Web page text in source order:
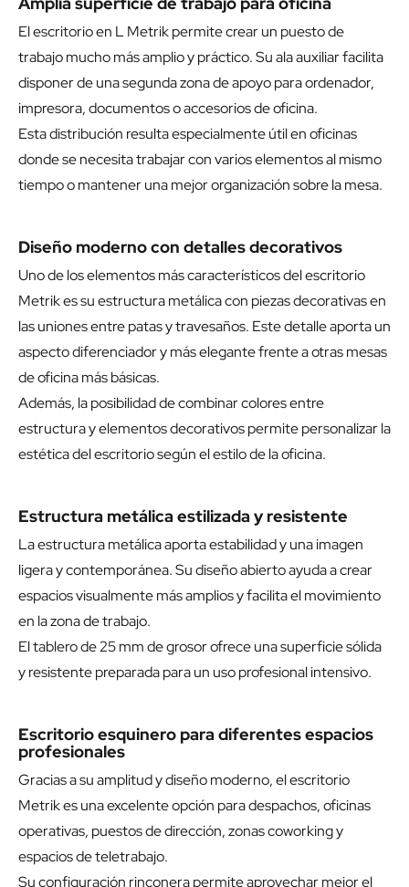
El escritorio en L Metrik permite crear un puesto de
trabajo mucho más amplio y práctico. Su ala auxiliar facilita
disponer de una segunda zona de apoyo para ordenador,
impresora, documentos o accesorios de oficina.
Esta distribución resulta especialmente útil en oficinas
donde se necesita trabajar con varios elementos al mismo
tiempo o mantener una mejor organización sobre la mesa.
Diseño moderno con detalles decorativos
Uno de los elementos más característicos del escritorio
Metrik es su estructura metálica con piezas decorativas en
las uniones entre patas y travesaños. Este detalle aporta un
aspecto diferenciador y más elegante frente a otras mesas
de oficina más básicas.
Además, la posibilidad de combinar colores entre
estructura y elementos decorativos permite personalizar la
estética del escritorio según el estilo de la oficina.
Estructura metálica estilizada y resistente
La estructura metálica aporta estabilidad y una imagen
ligera y contemporánea. Su diseño abierto ayuda a crear
espacios visualmente más amplios y facilita el movimiento
en la zona de trabajo.
El tablero de 25 mm de grosor ofrece una superficie sólida
y resistente preparada para un uso profesional intensivo.
Escritorio esquinero para diferentes espacios
profesionales
Gracias a su amplitud y diseño moderno, el escritorio
Metrik es una excelente opción para despachos, oficinas
operativas, puestos de dirección, zonas coworking y
espacios de teletrabajo.
Su configuración rinconera permite aprovechar mejor el